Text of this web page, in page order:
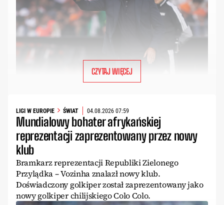
CZYTAJ WIĘCEJ
LIGI W EUROPIE ŚWIAT 04.08.2026 07:59
Mundialowy bohater afrykańskiej
reprezentacji zaprezentowany przez nowy
klub
Bramkarz reprezentacji Republiki Zielonego
Przylądka – Vozinha znalazł nowy klub.
Doświadczony golkiper został zaprezentowany jako
nowy golkiper chilijskiego Colo Colo.